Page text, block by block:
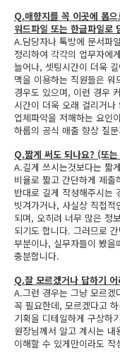
Q.매향지를 꼭 이곳에 폼
워드파일 또는 한글파일로
A.담당자나 톡방에 문서파
정리하여 각각의 업무자에
늘어나, 셋팅시간이 더욱
맥을 이용하는 직원들은
경우도 있으며, 이런 경우
시간이 더욱 오래 걸리거
업체파악을 저해하는 요인
하룹의 공식 매출 향상 질
Q.짧게 써도 되나요? (또
A.길게 쓰시는것보다는 짧
비율로 짧고 간단하게 제
반대로 길게 작성해주시는
빗겨가거나, 사실상 직접
되며, 오히려 너무 많은 정
되기도 합니다. 그러므로
부분이나, 실무자들이 봤
충분합니다.
Q.잘 모르겠거나 답하기
A.그런 경우는 그냥 모르겠
꼭 필요한데, 모르겠다고
기획을 디테일하게 구상하
원장님께서 알고 계시는 내
이해할 수 있게만이라도 작